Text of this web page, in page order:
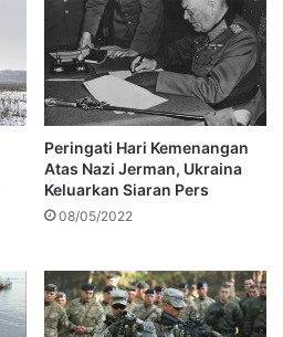
Peringati Hari Kemenangan
Atas Nazi Jerman, Ukraina
Keluarkan Siaran Pers
08/05/2022